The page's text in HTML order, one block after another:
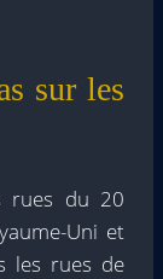
sur les
rues du 20
Uni et
les rues de